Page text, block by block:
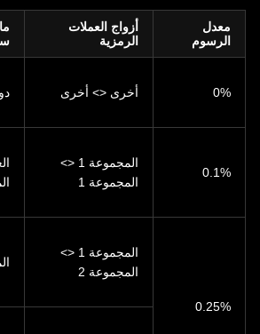
معدل
الرسوم
أزواج العملات
الرمزية
أخرى <> أخرى
المجموعة 1 <>
المجموعة 1
المجموعة 1 <>
المجموعة 2